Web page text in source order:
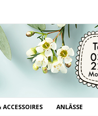
ACCESSOIRES ANLÄSSE